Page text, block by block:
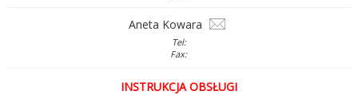
Aneta Kowara
Tel:
Fax:
INSTRUKCJA OBSŁUGI